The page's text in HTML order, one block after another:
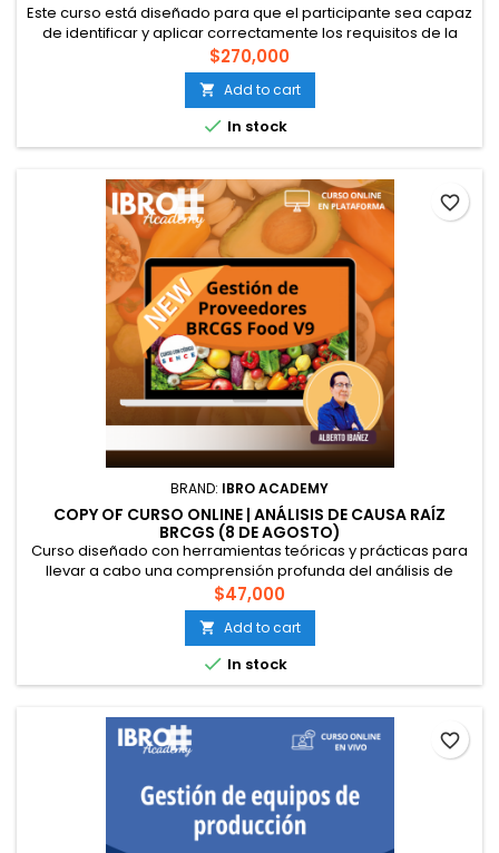
Este curso está diseñado para que el participante sea capaz
de identificar y aplicar correctamente los requisitos de la
norma BRCGS Food Versión 8 en la producción de alimentos,
todo esto bajo un sistema de calidad e inocuidad con
orientación preventiva, basado en los peligros y riesgos de
calidad e inocuidad alimentaria, fraude alimentario con
enfoque...
$270,000
 Add to cart
 In stock
BRAND: IBRO ACADEMY
COPY OF CURSO ONLINE | ANÁLISIS DE CAUSA RAÍZ
BRCGS (8 DE AGOSTO)
Curso diseñado con herramientas teóricas y prácticas para
llevar a cabo una comprensión profunda del análisis de
causa raíz (RCA), para conocer la importancia de este y
poder realizarlo de manera competente. Esto es
especialmente útil cuando se implementan los requisitos en
los Estándares Globales de BRCGS, los cuales solicitan que
se implementen acciones...
$47,000
 Add to cart
 In stock
favorite_border
favorite_border